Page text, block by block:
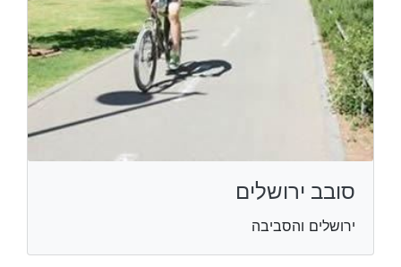
סובב ירושלים
ירושלים והסביבה